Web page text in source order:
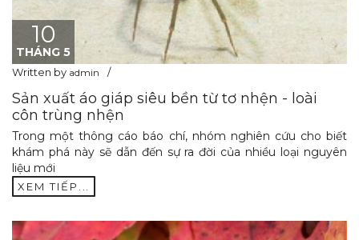
10
THÁNG 5
Written by admin
Sản xuất áo giáp siêu bền từ tơ nhện - loài
côn trùng nhện
Trong một thông cáo báo chí, nhóm nghiên cứu cho biết
khám phá này sẽ dẫn đến sự ra đời của nhiều loại nguyên
liệu mới
XEM TIẾP...